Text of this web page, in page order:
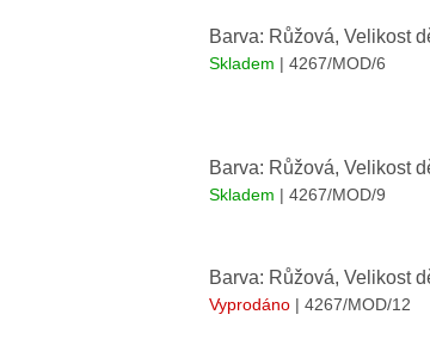
Barva: Růžová, Velikost
Skladem | 4267/MOD/6
Barva: Růžová, Velikost
Skladem | 4267/MOD/9
Barva: Růžová, Velikost
Vyprodáno | 4267/MOD/12